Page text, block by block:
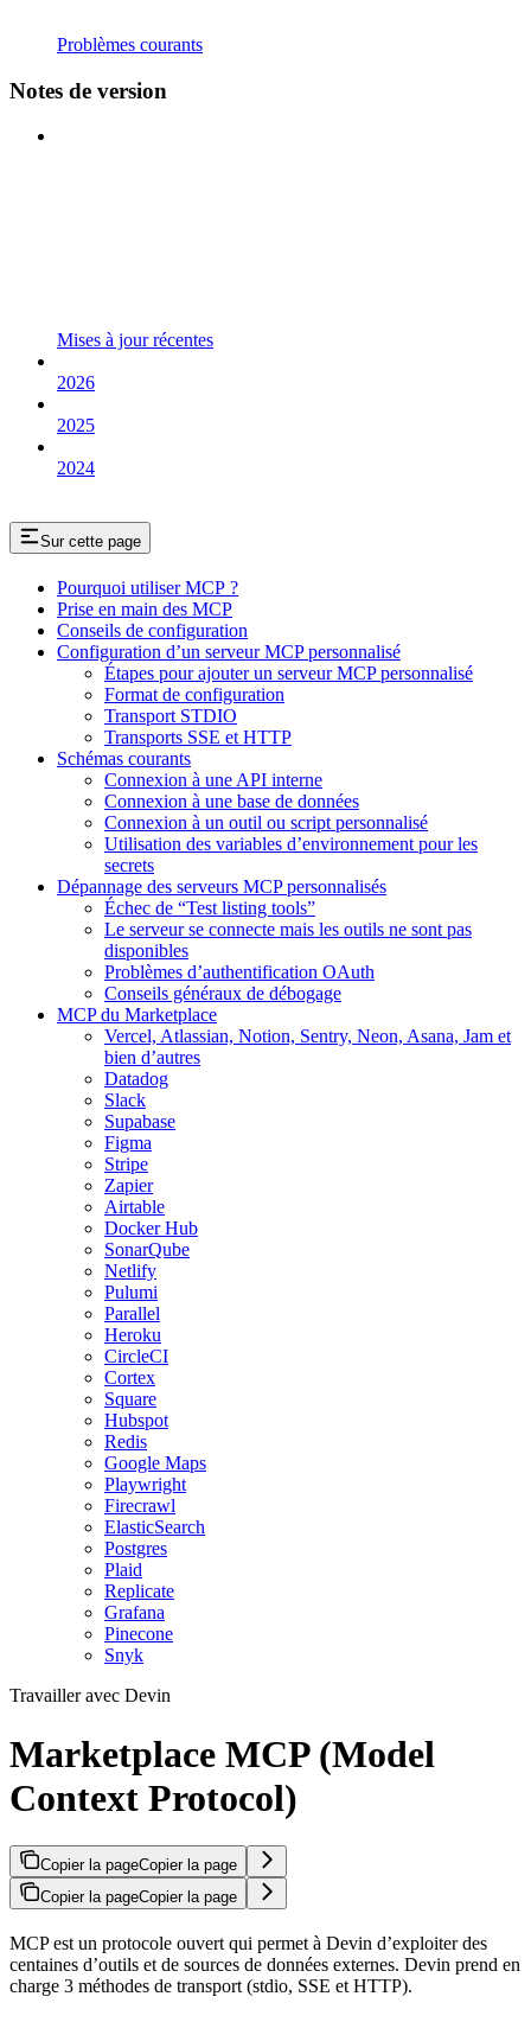
Problèmes courants
Notes de version
Mises à jour récentes
2026
2025
2024
Sur cette page
Pourquoi utiliser MCP ?
Prise en main des MCP
Conseils de configuration
Configuration d’un serveur MCP personnalisé
Étapes pour ajouter un serveur MCP personnalisé
Format de configuration
Transport STDIO
Transports SSE et HTTP
Schémas courants
Connexion à une API interne
Connexion à une base de données
Connexion à un outil ou script personnalisé
Utilisation des variables d’environnement pour les
secrets
Dépannage des serveurs MCP personnalisés
Échec de “Test listing tools”
Le serveur se connecte mais les outils ne sont pas
disponibles
Problèmes d’authentification OAuth
Conseils généraux de débogage
MCP du Marketplace
Vercel, Atlassian, Notion, Sentry, Neon, Asana, Jam et
bien d’autres
Datadog
Slack
Supabase
Figma
Stripe
Zapier
Airtable
Docker Hub
SonarQube
Netlify
Pulumi
Parallel
Heroku
CircleCI
Cortex
Square
Hubspot
Redis
Google Maps
Playwright
Firecrawl
ElasticSearch
Postgres
Plaid
Replicate
Grafana
Pinecone
Snyk
Travailler avec Devin
Marketplace MCP (Model
Context Protocol)
Copier la pageCopier la page
Copier la pageCopier la page
MCP est un protocole ouvert qui permet à Devin d’exploiter des
centaines d’outils et de sources de données externes. Devin prend en
charge 3 méthodes de transport (stdio, SSE et HTTP).